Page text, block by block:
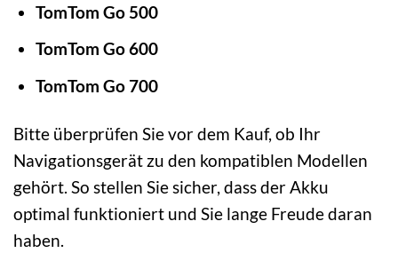
TomTom Go 500
TomTom Go 600
TomTom Go 700
Bitte überprüfen Sie vor dem Kauf, ob Ihr
Navigationsgerät zu den kompatiblen Modellen
gehört. So stellen Sie sicher, dass der Akku
optimal funktioniert und Sie lange Freude daran
haben.